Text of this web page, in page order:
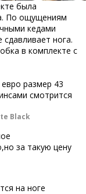
была
По ощущениям
кедами
нога.
в комплекте с
размер 43
смотрится
Black
за такую цену
на ноге